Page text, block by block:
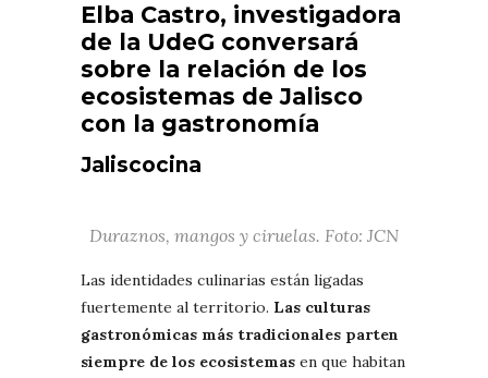
Elba Castro, investigadora
de la UdeG conversará
sobre la relación de los
ecosistemas de Jalisco
con la gastronomía
Jaliscocina
Duraznos, mangos y ciruelas. Foto: JCN
Las identidades culinarias están ligadas
fuertemente al territorio. Las culturas
gastronómicas más tradicionales parten
siempre de los ecosistemas en que habitan